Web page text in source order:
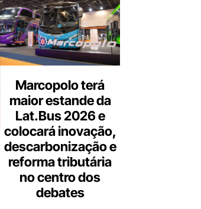
Marcopolo terá
maior estande da
Lat.Bus 2026 e
colocará inovação,
descarbonização e
reforma tributária
no centro dos
debates